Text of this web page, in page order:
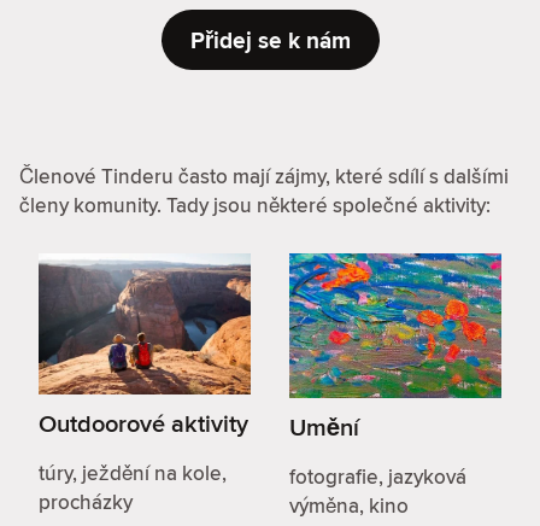
Přidej se k nám
Členové Tinderu často mají zájmy, které sdílí s dalšími
členy komunity. Tady jsou některé společné aktivity:
Outdoorové aktivity
túry, ježdění na kole,
procházky
Umění
fotografie, jazyková
výměna, kino